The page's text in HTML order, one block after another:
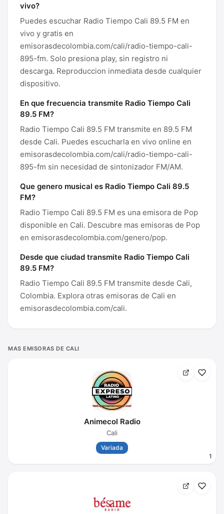
vivo?
Puedes escuchar Radio Tiempo Cali 89.5 FM en
vivo y gratis en
emisorasdecolombia.com/cali/radio-tiempo-cali-
895-fm. Solo presiona play, sin registro ni
descarga. Reproduccion inmediata desde cualquier
dispositivo.
En que frecuencia transmite Radio Tiempo Cali
89.5 FM?
Radio Tiempo Cali 89.5 FM transmite en 89.5 FM
desde Cali. Puedes escucharla en vivo online en
emisorasdecolombia.com/cali/radio-tiempo-cali-
895-fm sin necesidad de sintonizador FM/AM.
Que genero musical es Radio Tiempo Cali 89.5
FM?
Radio Tiempo Cali 89.5 FM es una emisora de Pop
disponible en Cali. Descubre mas emisoras de Pop
en emisorasdecolombia.com/genero/pop.
Desde que ciudad transmite Radio Tiempo Cali
89.5 FM?
Radio Tiempo Cali 89.5 FM transmite desde Cali,
Colombia. Explora otras emisoras de Cali en
emisorasdecolombia.com/cali.
MAS EMISORAS DE CALI
1
Animecol Radio
Cali
Variada